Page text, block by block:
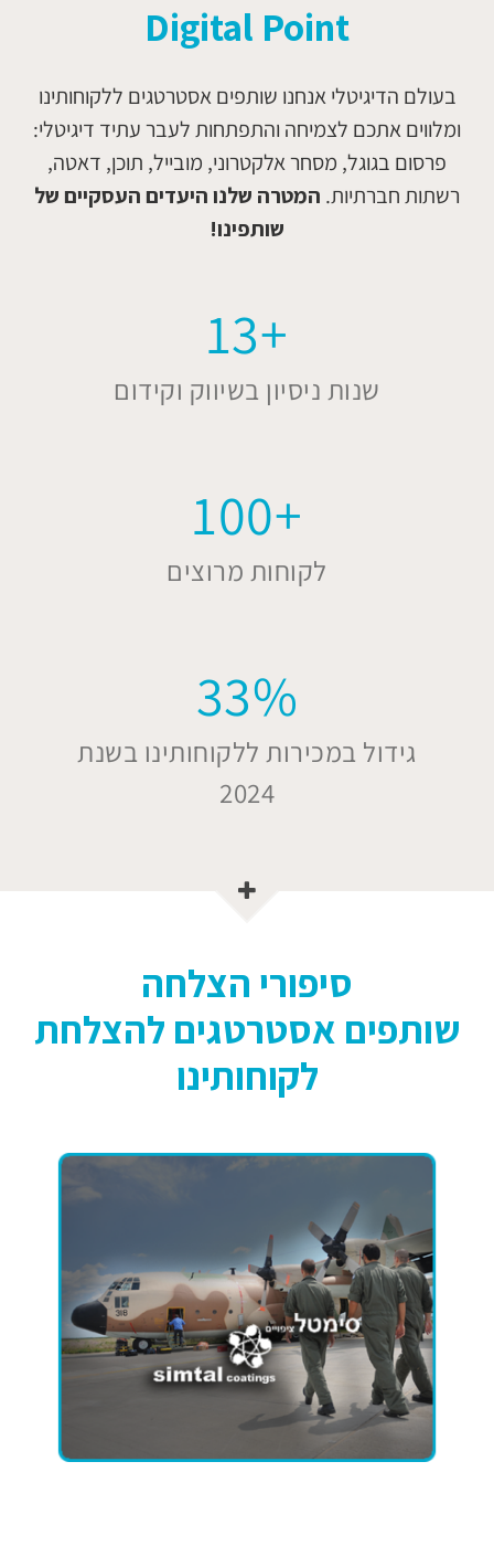
Digital Point
בעולם הדיגיטלי אנחנו שותפים אסטרטגים ללקוחותינו
ומלווים אתכם לצמיחה והתפתחות לעבר עתיד דיגיטלי:
פרסום בגוגל, מסחר אלקטרוני, מובייל, תוכן, דאטה,
רשתות חברתיות. המטרה שלנו היעדים העסקיים של
שותפינו!
+
13
שנות ניסיון בשיווק וקידום
+
100
לקוחות מרוצים
33%
גידול במכירות ללקוחותינו בשנת
2024
סיפורי הצלחה
שותפים אסטרטגים להצלחת
לקוחותינו
הינה שותפה אסטרטגית
לצמיחת פעילות סימטל בשנים האחרונות
וכתוצאה משיתוף הפעולה – הצלחנו להשיג
גידול משמעותי בתוצאות פעילות השיווק
הדיגיטלי
טל קאופמן
CEO – סימטל ציפויים
לסיפור ההצלחה ››